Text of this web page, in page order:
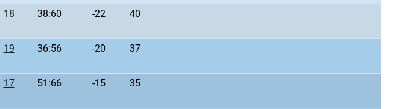
18 38:60 -22 40
19 36:56 -20 37
17 51:66 -15 35